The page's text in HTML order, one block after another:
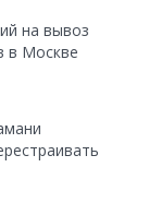
на вывоз
в Москве